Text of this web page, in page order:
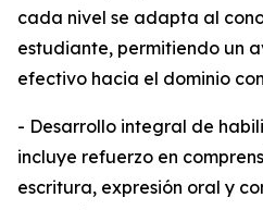
cada nivel se adapta al
estudiante, permitiendo un
efectivo hacia el dominio
- Desarrollo integral de
incluye refuerzo en
escritura, expresión oral y